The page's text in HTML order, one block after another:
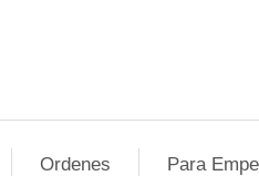
Ordenes
Para